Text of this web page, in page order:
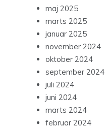
maj 2025
marts 2025
januar 2025
november 2024
oktober 2024
september 2024
juli 2024
juni 2024
marts 2024
februar 2024